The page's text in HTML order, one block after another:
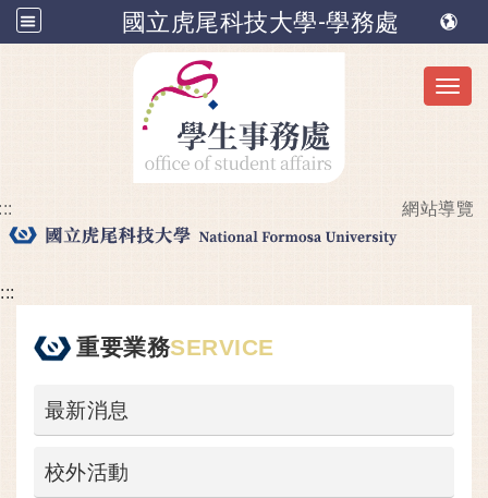
國立虎尾科技大學-學務處
網站導覽
:::
重要業務SERVICE
最新消息
校外活動